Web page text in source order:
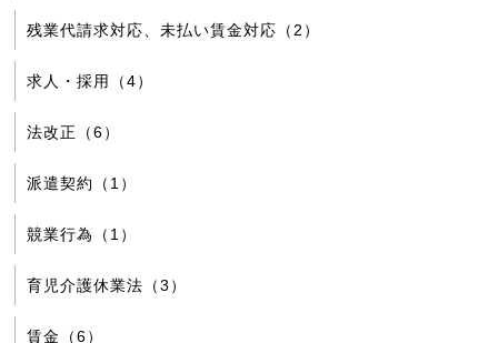
残業代請求対応、未払い賃金対応（2）
求人・採用（4）
法改正（6）
派遣契約（1）
競業行為（1）
育児介護休業法（3）
賃金（6）